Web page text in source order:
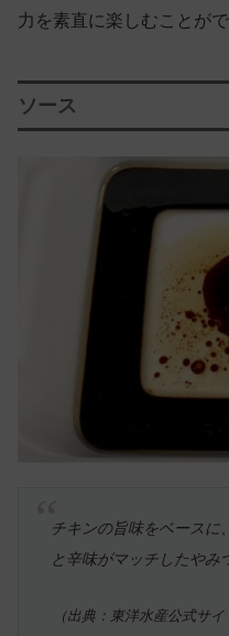
力を素直に楽しむことがで
ソース
チキンの旨味をベースに
と辛味がマッチしたやみ
（出典：東洋水産公式サ